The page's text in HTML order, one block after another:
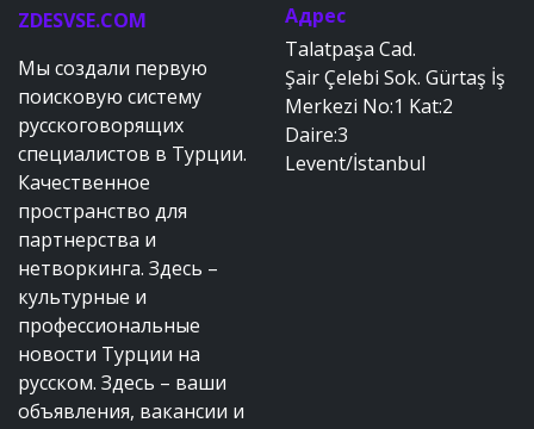
ZDESVSE.COM
Мы создали первую
поисковую систему
русскоговорящих
специалистов в Турции.
Качественное
пространство для
партнерства и
нетворкинга. Здесь –
культурные и
профессиональные
новости Турции на
русском. Здесь – ваши
объявления, вакансии и
Адрес
Talatpaşa Cad.
Şair Çelebi Sok. Gürtaş İş
Merkezi No:1 Kat:2
Daire:3
Levent/İstanbul